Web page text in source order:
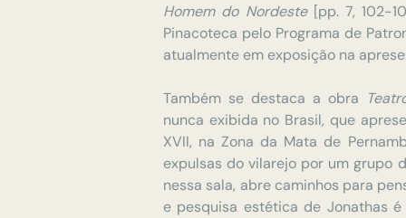
Homem do Nordeste [pp. 7, 102-
Pinacoteca pelo Programa de
atualmente em exposição na
Também se destaca a obra
nunca exibida no Brasil, que
XVII, na Zona da Mata de
expulsas do vilarejo por um grupo
nessa sala, abre caminhos para
e pesquisa estética de Jonathas